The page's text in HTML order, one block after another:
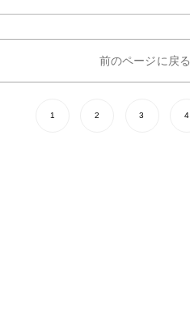
前のページに戻る
1 2 3 4